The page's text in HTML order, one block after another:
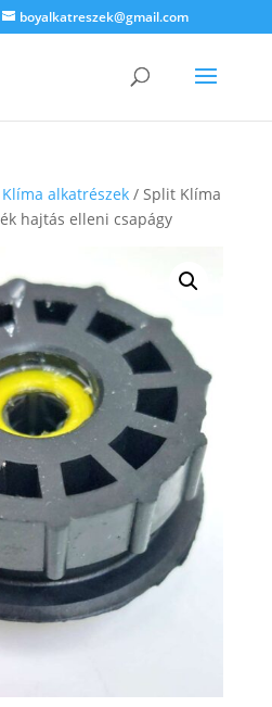
boyalkatreszek@gmail.com
Klíma alkatrészek/ Split Klíma
hajtás elleni csapágy